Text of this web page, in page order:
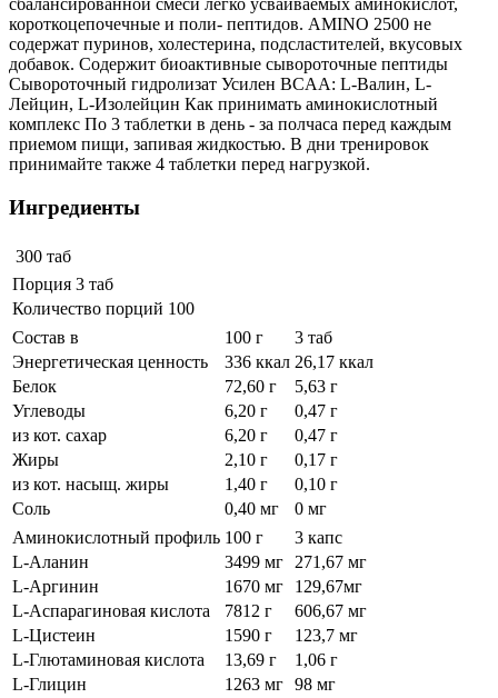
сбалансированной смеси легко усваиваемых аминокислот,
короткоцепочечные и поли- пептидов. AMINO 2500 не
содержат пуринов, холестерина, подсластителей, вкусовых
добавок. Содержит биоактивные сывороточные пептиды
Сывороточный гидролизат Усилен BCAA: L-Валин, L-
Лейцин, L-Изолейцин Как принимать аминокислотный
комплекс По 3 таблетки в день - за полчаса перед каждым
приемом пищи, запивая жидкостью. В дни тренировок
принимайте также 4 таблетки перед нагрузкой.
Ингредиенты
300 таб
Порция 3 таб
Количество порций 100
Состав в
100 г
3 таб
Энергетическая ценность
336 ккал 26,17 ккал
Белок
72,60 г
5,63 г
Углеводы
6,20 г
0,47 г
из кот. сахар
6,20 г
0,47 г
Жиры
2,10 г
0,17 г
из кот. насыщ. жиры
1,40 г
0,10 г
Соль
0,40 мг
0 мг
Аминокислотный профиль 100 г
3 капс
L-Аланин
3499 мг 271,67 мг
L-Аргинин
1670 мг
129,67мг
L-Аспарагиновая кислота
7812 г
606,67 мг
L-Цистеин
1590 г
123,7 мг
L-Глютаминовая кислота
13,69 г
1,06 г
L-Глицин
1263 мг 98 мг